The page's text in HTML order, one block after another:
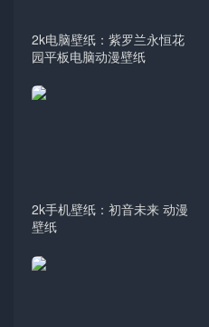
2k电脑壁纸：紫罗兰永恒花
园平板电脑动漫壁纸
2k手机壁纸：初音未来 动漫
壁纸